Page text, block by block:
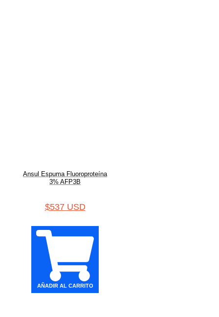
Ansul Espuma Fluoroproteína
3% AFP3B
$537 USD
AÑADIR AL CARRITO